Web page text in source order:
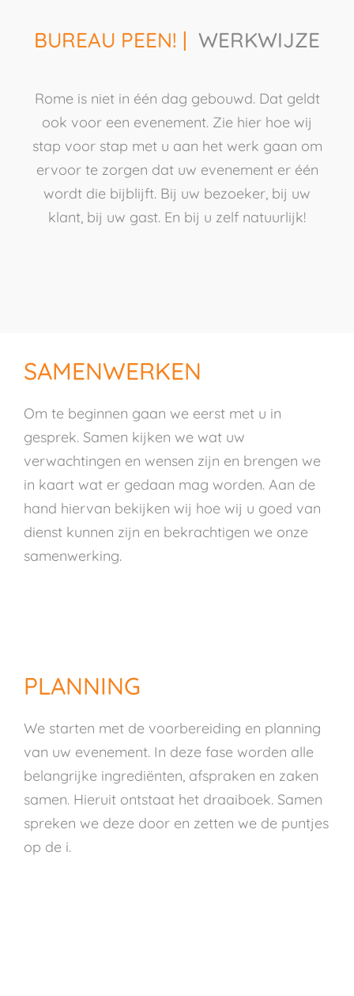
BUREAU PEEN! | WERKWIJZE
Rome is niet in één dag gebouwd. Dat geldt
ook voor een evenement. Zie hier hoe wij
stap voor stap met u aan het werk gaan om
ervoor te zorgen dat uw evenement er één
wordt die bijblijft. Bij uw bezoeker, bij uw
klant, bij uw gast. En bij u zelf natuurlijk!
SAMENWERKEN
Om te beginnen gaan we eerst met u in
gesprek. Samen kijken we wat uw
verwachtingen en wensen zijn en brengen we
in kaart wat er gedaan mag worden. Aan de
hand hiervan bekijken wij hoe wij u goed van
dienst kunnen zijn en bekrachtigen we onze
samenwerking.
PLANNING
We starten met de voorbereiding en planning
van uw evenement. In deze fase worden alle
belangrijke ingrediënten, afspraken en zaken
samen. Hieruit ontstaat het draaiboek. Samen
spreken we deze door en zetten we de puntjes
op de i.